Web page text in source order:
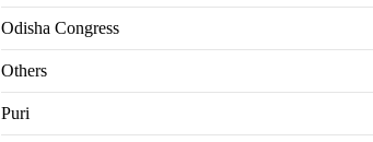
Odisha Congress
Others
Puri